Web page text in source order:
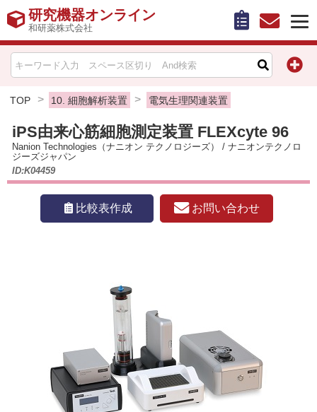
研究機器オンライン
和研薬株式会社
TOP 10. 細胞解析装置 電気生理関連装置
iPS由来心筋細胞測定装置 FLEXcyte 96
Nanion Technologies（ナニオン テクノロジーズ） / ナニオンテクノロ
ジーズジャパン
ID:K04459
比較表作成 お問い合わせ
HOME
比較表作成
お問い合わせ
お知らせ
機器キャンペーン情報一覧
ご利用ガイド
受託オンライン